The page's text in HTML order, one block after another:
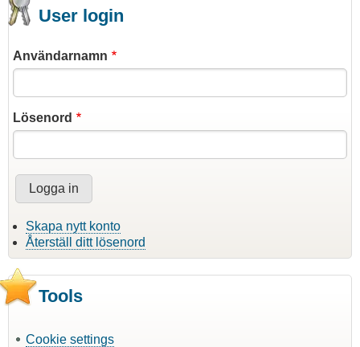
User login
Användarnamn
Lösenord
Skapa nytt konto
Återställ ditt lösenord
Tools
Cookie settings